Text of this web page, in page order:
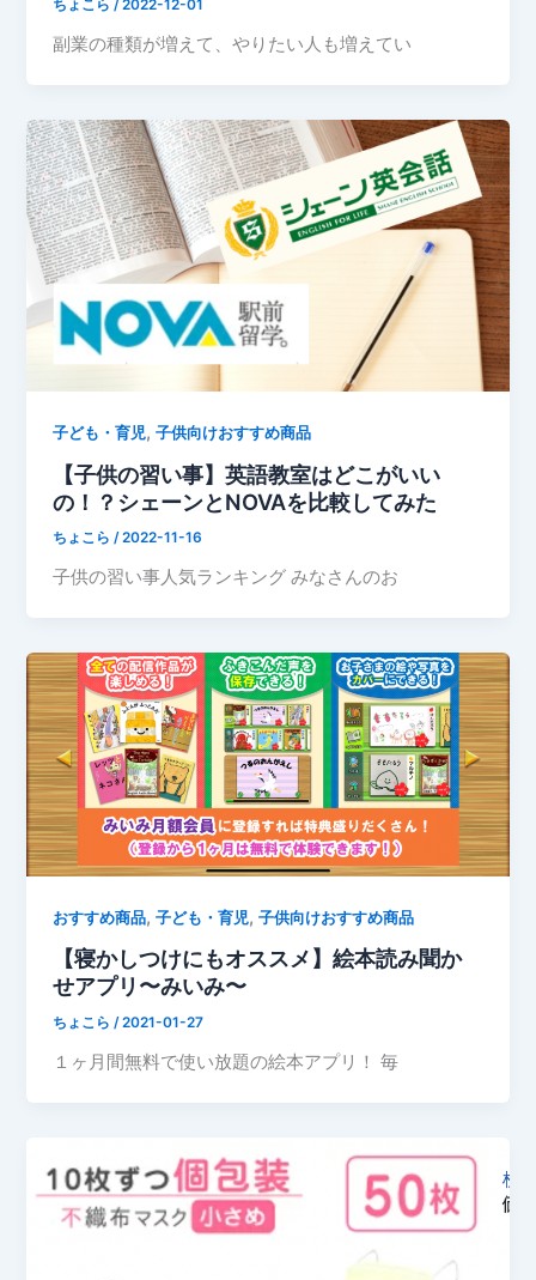
ちょこら/2022-12-01
副業の種類が増えて、やりたい人も増えてい
子ども・育児,子供向けおすすめ商品
【子供の習い事】英語教室はどこがいい
の！？シェーンとNOVAを比較してみた
ちょこら/2022-11-16
子供の習い事人気ランキング みなさんのお
おすすめ商品,子ども・育児,子供向けおすすめ商品
【寝かしつけにもオススメ】絵本読み聞か
せアプリ〜みいみ〜
ちょこら/2021-01-27
１ヶ月間無料で使い放題の絵本アプリ！ 毎